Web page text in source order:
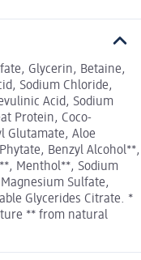
Glycerin, Betaine,
Sodium Chloride,
Acid, Sodium
Protein, Coco-
Glutamate, Aloe
Benzyl Alcohol**,
Menthol**, Sodium
Sulfate,
Glycerides Citrate. *
** from natural